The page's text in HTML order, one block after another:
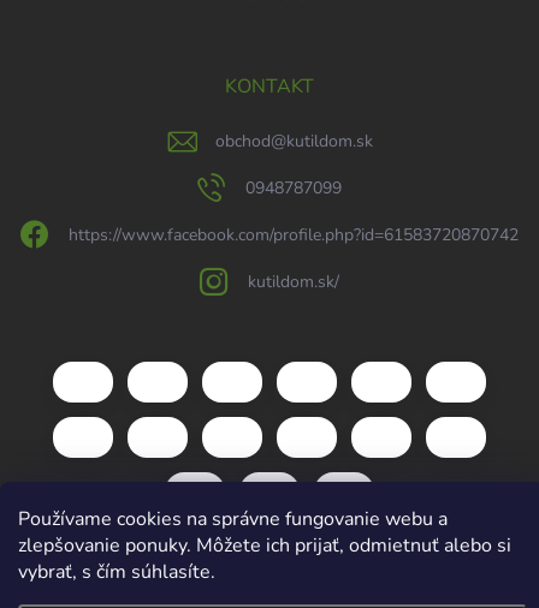
Používame cookies na správne fungovanie webu a
zlepšovanie ponuky. Môžete ich prijať, odmietnuť alebo si
vybrať, s čím súhlasíte.
KONTAKT
obchod@kutildom.sk
0948787099
https://www.facebook.com/profile.php?id=61583720870742
kutildom.sk/
Copyright 2026kutildom.sk